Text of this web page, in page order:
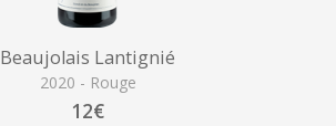
Beaujolais Lantignié
2020 - Rouge
12€